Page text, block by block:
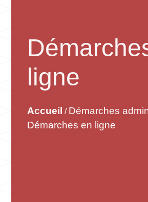
ligne
Accueil / Démarches
Démarches en ligne